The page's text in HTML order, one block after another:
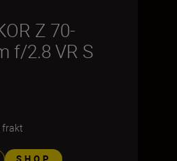
Z 70-
f/2.8 VR S
frakt